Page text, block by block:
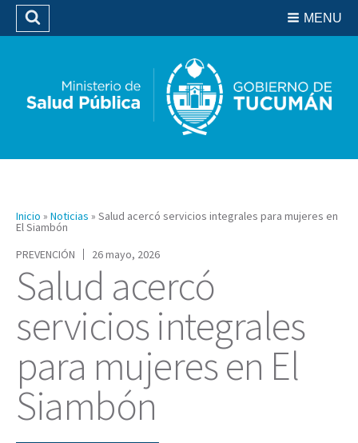
Biblioteca
MENU
Buscar
Inicio » Noticias » Salud acercó servicios integrales para mujeres en
El Siambón
PREVENCIÓN
26 mayo, 2026
Salud acercó
servicios integrales
para mujeres en El
Siambón